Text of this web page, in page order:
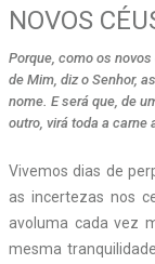
NOVOS
Porque, como os
de Mim, diz o Senhor,
nome. E será que, de
outro, virá toda a carne
Vivemos dias de
as incertezas nos
avoluma cada vez
mesma